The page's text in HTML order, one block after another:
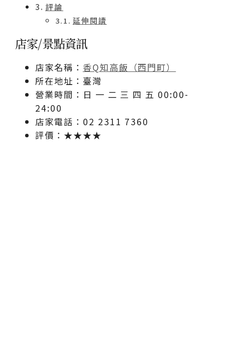
評論
延伸閱讀
店家/景點資訊
店家名稱： 香Q知高飯（西門町）
所在地址：臺灣
營業時間：日 一 二 三 四 五 00:00-
24:00
店家電話：02 2311 7360
評價：★★★★